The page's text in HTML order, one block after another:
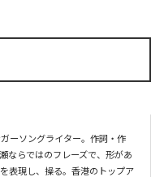
ーソングライター。作詞・作
ならではのフレーズで、形があ
表現し、操る。香港のトップア